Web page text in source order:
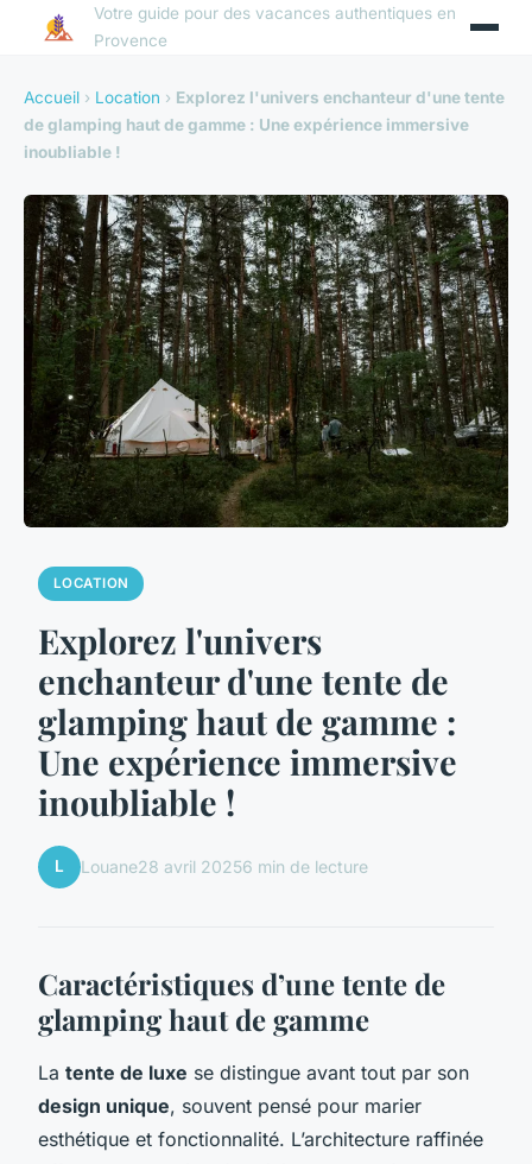
Votre guide pour des vacances authentiques en
Provence
Accueil › Location › Explorez l'univers enchanteur d'une tente
de glamping haut de gamme : Une expérience immersive
inoubliable !
LOCATION
Explorez l'univers
enchanteur d'une tente de
glamping haut de gamme :
Une expérience immersive
inoubliable !
L Louane28 avril 20256 min de lecture
Caractéristiques d’une tente de
glamping haut de gamme
La tente de luxe se distingue avant tout par son
design unique, souvent pensé pour marier
esthétique et fonctionnalité. L’architecture raffinée